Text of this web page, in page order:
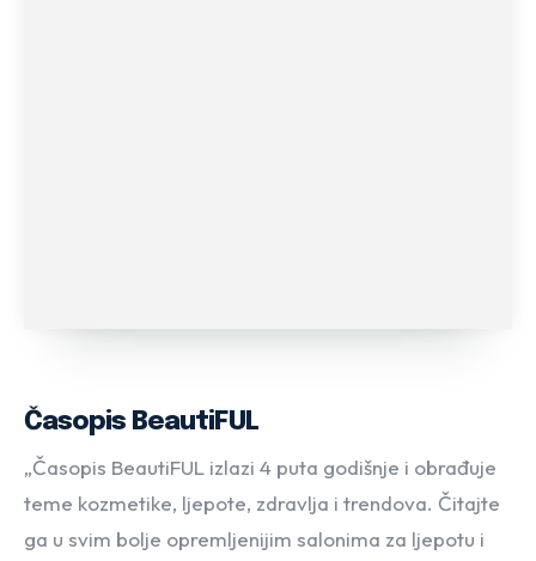
Časopis BeautiFUL
„Časopis BeautiFUL izlazi 4 puta godišnje i obrađuje
teme kozmetike, ljepote, zdravlja i trendova. Čitajte
ga u svim bolje opremljenijim salonima za ljepotu i